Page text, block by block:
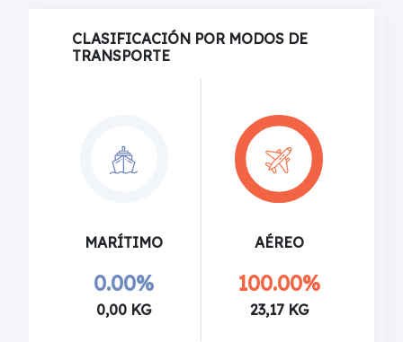
CLASIFICACIÓN POR MODOS DE
TRANSPORTE
MARÍTIMO
0.00%
0,00 KG
AÉREO
100.00%
23,17 KG